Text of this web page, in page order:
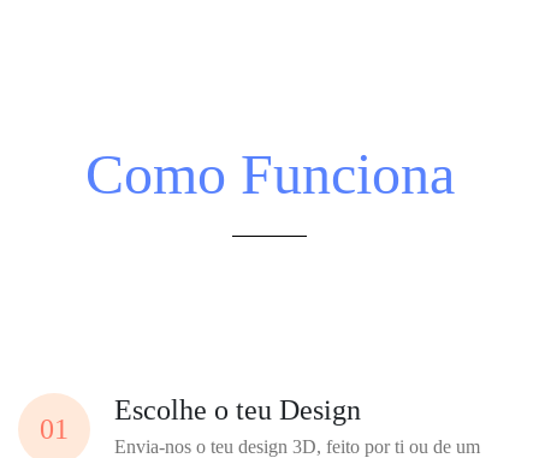
Como Funciona
01
Escolhe o teu Design
Envia-nos o teu design 3D, feito por ti ou de um